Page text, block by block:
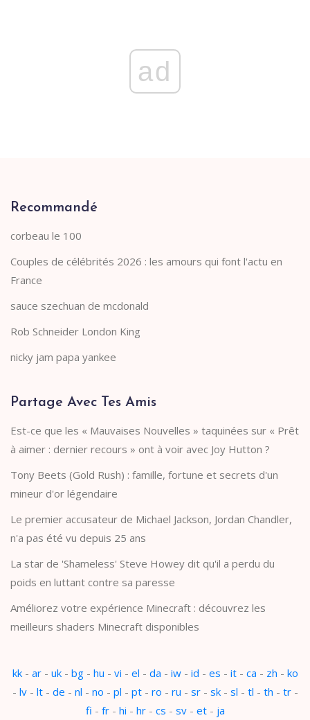
ad
Recommandé
corbeau le 100
Couples de célébrités 2026 : les amours qui font l'actu en
France
sauce szechuan de mcdonald
Rob Schneider London King
nicky jam papa yankee
Partage Avec Tes Amis
Est-ce que les « Mauvaises Nouvelles » taquinées sur « Prêt
à aimer : dernier recours » ont à voir avec Joy Hutton ?
Tony Beets (Gold Rush) : famille, fortune et secrets d'un
mineur d'or légendaire
Le premier accusateur de Michael Jackson, Jordan Chandler,
n'a pas été vu depuis 25 ans
La star de 'Shameless' Steve Howey dit qu'il a perdu du
poids en luttant contre sa paresse
Améliorez votre expérience Minecraft : découvrez les
meilleurs shaders Minecraft disponibles
kk- ar- uk- bg- hu - vi - el - da - iw- id - es - it- ca - zh - ko
- lv- lt- de - nl - no - pl - pt- ro - ru - sr- sk- sl - tl - th - tr-
fi - fr- hi - hr- cs - sv- et- ja